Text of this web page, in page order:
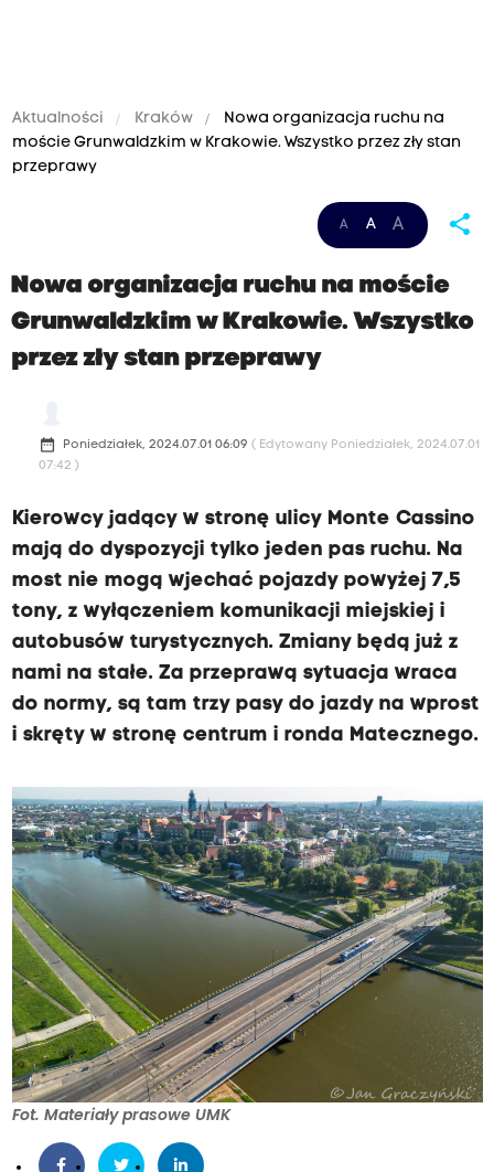
Aktualności Kraków
Nowa organizacja ruchu na
moście Grunwaldzkim w Krakowie. Wszystko przez zły stan
przeprawy
A A A share
Nowa organizacja ruchu na moście
Grunwaldzkim w Krakowie. Wszystko
przez zły stan przeprawy
date_range Poniedziałek, 2024.07.01 06:09 ( Edytowany Poniedziałek, 2024.07.01
07:42 )
Kierowcy jadący w stronę ulicy Monte Cassino
mają do dyspozycji tylko jeden pas ruchu. Na
most nie mogą wjechać pojazdy powyżej 7,5
tony, z wyłączeniem komunikacji miejskiej i
autobusów turystycznych. Zmiany będą już z
nami na stałe. Za przeprawą sytuacja wraca
do normy, są tam trzy pasy do jazdy na wprost
i skręty w stronę centrum i ronda Matecznego.
Fot. Materiały prasowe UMK